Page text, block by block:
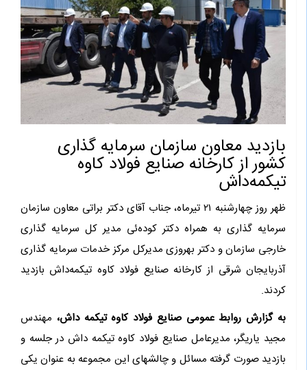
بازدید معاون سازمان سرمایه گذاری
کشور از کارخانه صنایع فولاد کاوه
تیکمه‌داش
ظهر روز چهارشنبه ۲۱ تیرماه، جناب آقای دکتر براتی معاون سازمان
سرمایه گذاری به همراه دکتر کوده‌ئی مدیر کل سرمایه گذاری
خارجی سازمان و دکتر بهروزی مدیرکل مرکز خدمات سرمایه گذاری
آذربایجان شرقی از کارخانه صنایع فولاد کاوه تیکمه‌داش بازدید
کردند.
به گزارش روابط عمومی صنایع فولاد کاوه تیکمه داش، مهندس
مجید یاریگر، مدیرعامل صنایع فولاد کاوه تیکمه داش در جلسه و
بازدید صورت گرفته مسائل و چالشهای این مجموعه به عنوان یکی